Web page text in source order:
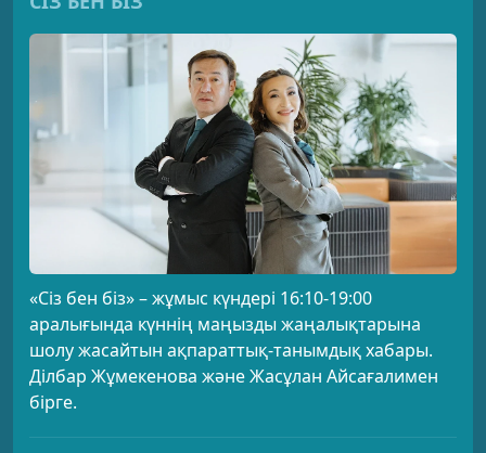
«Сіз бен біз» – жұмыс күндері 16:10-19:00
аралығында күннің маңызды жаңалықтарына
шолу жасайтын ақпараттық-танымдық хабары.
Ділбар Жұмекенова және Жасұлан Айсағалимен
бірге.